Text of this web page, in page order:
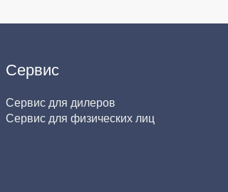
Сервис
Сервис для дилеров
Сервис для физических лиц